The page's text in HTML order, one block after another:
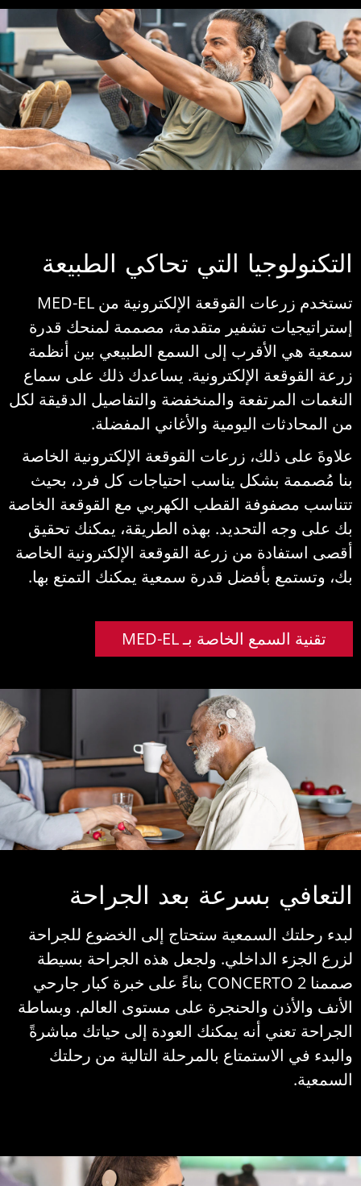
التي تحاكي الطبيعة
تستخدم زرعات القوقعة الإلكترونية من MED-EL
تشفير متقدمة، مصممة لمنحك قدرة
هي الأقرب إلى السمع الطبيعي بين أنظمة
القوقعة الإلكترونية. يساعدك ذلك على سماع
المرتفعة والمنخفضة والتفاصيل الدقيقة لكل
المحادثات اليومية والأغاني المفضلة.
على ذلك، زرعات القوقعة الإلكترونية الخاصة
مُصممة بشكل يناسب احتياجات كل فرد، بحيث
مصفوفة القطب الكهربي مع القوقعة الخاصة
على وجه التحديد. بهذه الطريقة، يمكنك تحقيق
استفادة من زرعة القوقعة الإلكترونية الخاصة
وتستمع بأفضل قدرة سمعية يمكنك التمتع بها.
تقنية السمع الخاصة بـ MED-EL
بسرعة بعد الجراحة
رحلتك السمعية ستحتاج إلى الخضوع للجراحة
الجزء الداخلي. ولجعل هذه الجراحة بسيطة
صممنا CONCERTO 2 بناءً على خبرة كبار جارحي
والأذن والحنجرة على مستوى العالم. وبساطة
تعني أنه يمكنك العودة إلى حياتك مباشرةً
في الاستمتاع بالمرحلة التالية من رحلتك